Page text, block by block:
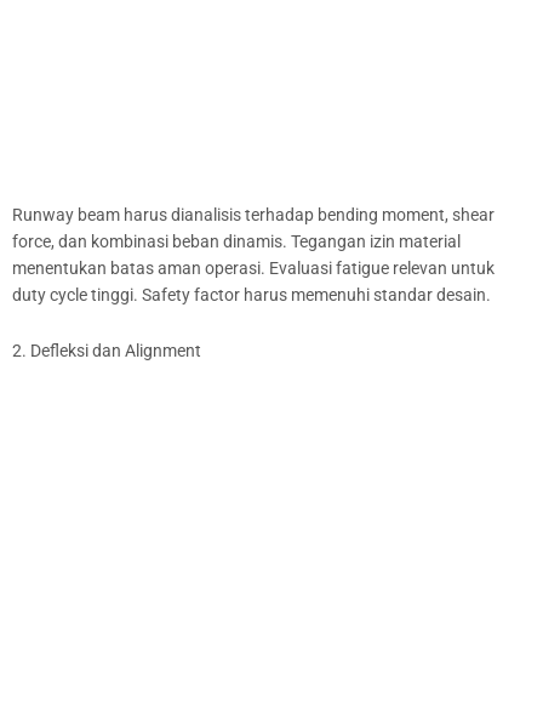
Runway beam harus dianalisis terhadap bending moment, shear
force, dan kombinasi beban dinamis. Tegangan izin material
menentukan batas aman operasi. Evaluasi fatigue relevan untuk
duty cycle tinggi. Safety factor harus memenuhi standar desain.
2. Defleksi dan Alignment